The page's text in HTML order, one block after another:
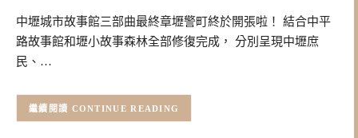
中壢城市故事館三部曲最終章壢警町終於開張啦！ 結合中平
路故事館和壢小故事森林全部修復完成， 分別呈現中壢庶
民、…
CONTINUE READING